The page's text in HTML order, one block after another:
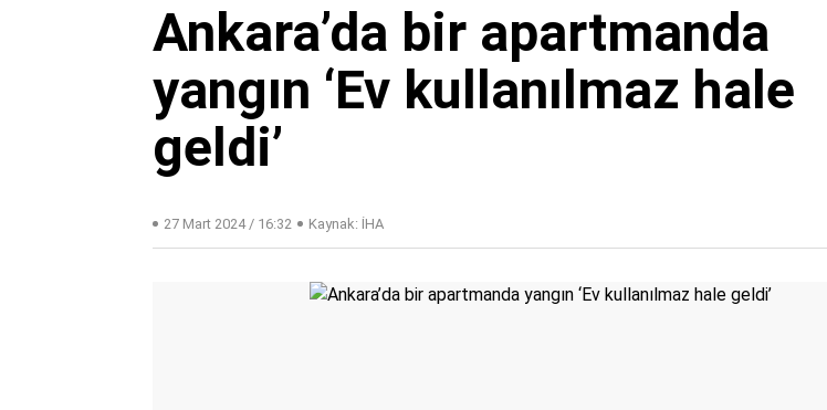
Ankara’da bir apartmanda
yangın ‘Ev kullanılmaz hale
geldi’
27 Mart 2024 / 16:32 Kaynak: İHA